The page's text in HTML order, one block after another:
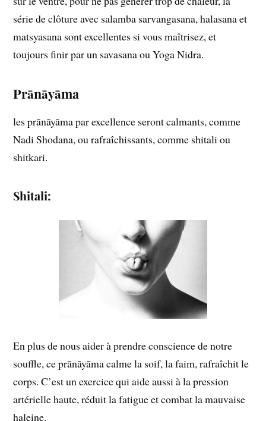
série de clôture avec salamba sarvangasana, halasana et
matsyasana sont excellentes si vous maîtrisez, et
toujours finir par un savasana ou Yoga Nidra.
Prānāyāma
les prānāyāma par excellence seront calmants, comme
Nadi Shodana, ou rafraîchissants, comme shitali ou
shitkari.
Shitali:
En plus de nous aider à prendre conscience de notre
souffle, ce prānāyāma calme la soif, la faim, rafraîchit le
corps. C’est un exercice qui aide aussi à la pression
artérielle haute, réduit la fatigue et combat la mauvaise
haleine.